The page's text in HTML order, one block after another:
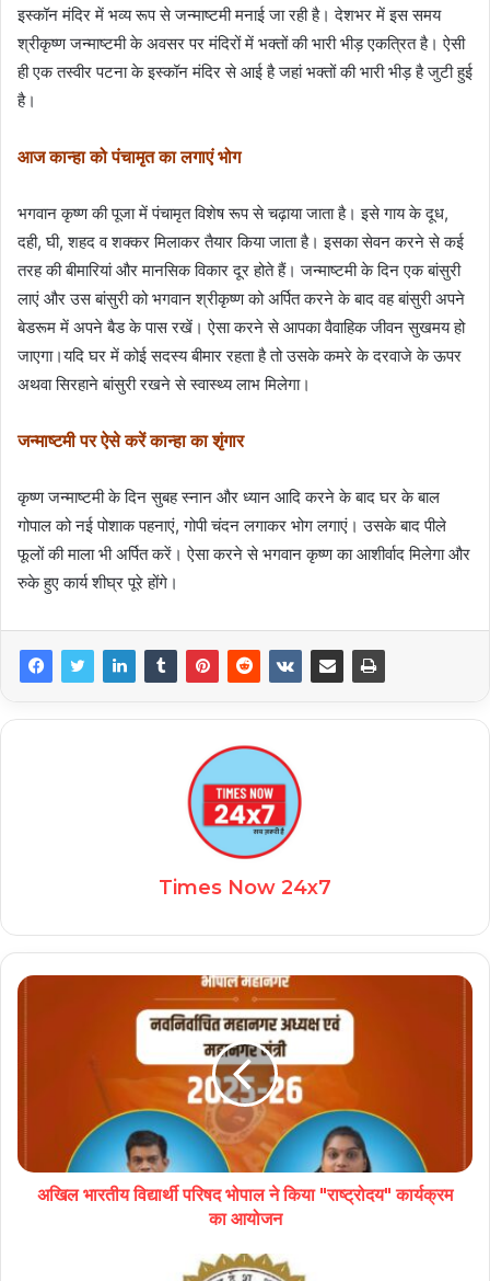
इस्कॉन मंदिर में भव्य रूप से जन्माष्टमी मनाई जा रही है। देशभर में इस समय
श्रीकृष्ण जन्माष्टमी के अवसर पर मंदिरों में भक्तों की भारी भीड़ एकत्रित है। ऐसी
ही एक तस्वीर पटना के इस्कॉन मंदिर से आई है जहां भक्तों की भारी भीड़ है जुटी हुई
है।
आज कान्हा को पंचामृत का लगाएं भोग
भगवान कृष्ण की पूजा में पंचामृत विशेष रूप से चढ़ाया जाता है। इसे गाय के दूध,
दही, घी, शहद व शक्कर मिलाकर तैयार किया जाता है। इसका सेवन करने से कई
तरह की बीमारियां और मानसिक विकार दूर होते हैं। जन्माष्टमी के दिन एक बांसुरी
लाएं और उस बांसुरी को भगवान श्रीकृष्ण को अर्पित करने के बाद वह बांसुरी अपने
बेडरूम में अपने बैड के पास रखें। ऐसा करने से आपका वैवाहिक जीवन सुखमय हो
जाएगा।यदि घर में कोई सदस्य बीमार रहता है तो उसके कमरे के दरवाजे के ऊपर
अथवा सिरहाने बांसुरी रखने से स्वास्थ्य लाभ मिलेगा।
जन्माष्टमी पर ऐसे करें कान्हा का शृंगार
कृष्ण जन्माष्टमी के दिन सुबह स्नान और ध्यान आदि करने के बाद घर के बाल
गोपाल को नई पोशाक पहनाएं, गोपी चंदन लगाकर भोग लगाएं। उसके बाद पीले
फूलों की माला भी अर्पित करें। ऐसा करने से भगवान कृष्ण का आशीर्वाद मिलेगा और
रुके हुए कार्य शीघ्र पूरे होंगे।
Times Now 24x7
अखिल भारतीय विद्यार्थी परिषद भोपाल ने किया "राष्ट्रोदय" कार्यक्रम
का आयोजन